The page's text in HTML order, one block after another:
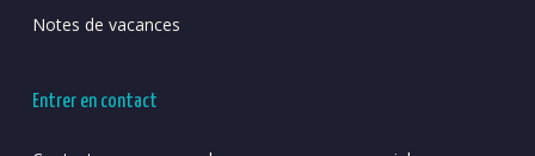
Notes de vacances
Entrer en contact